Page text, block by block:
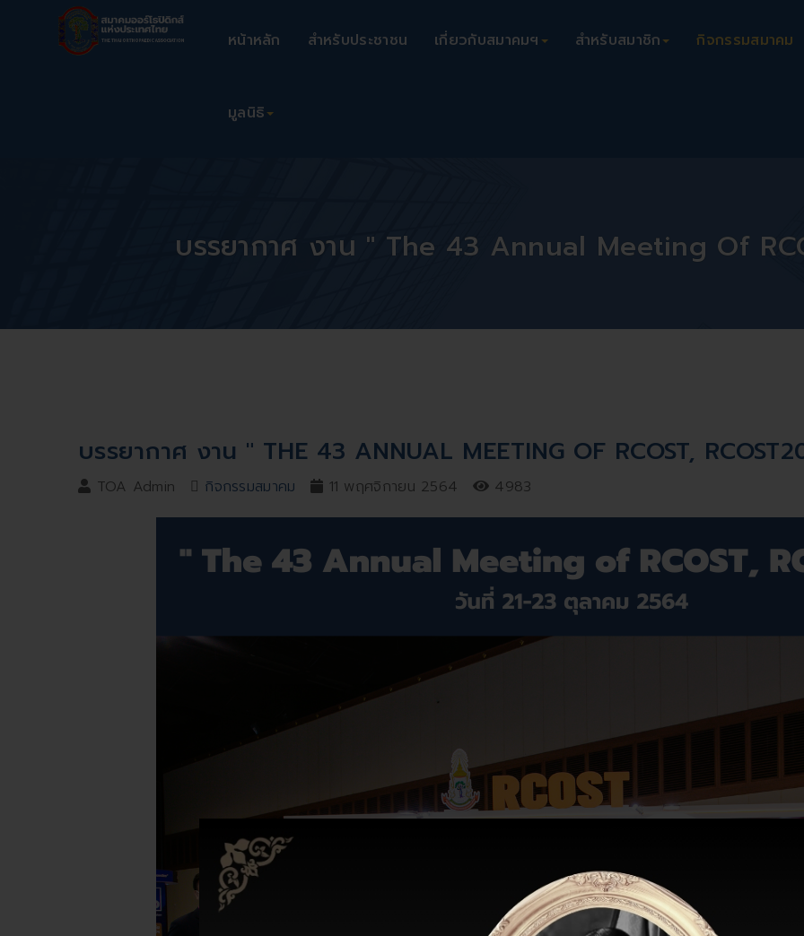
หน้าหลัก สำหรับประชาชน เกี่ยวกับสมาคมฯ สำหรับสมาชิก กิจกรรมสมาคม
มูลนิธิ
บรรยากาศ งาน " The 43 Annual Meeting Of
บรรยากาศ งาน " THE 43 ANNUAL MEETING OF RCOST,
TOA Admin กิจกรรมสมาคม 11 พฤศจิกายน 2564 4983